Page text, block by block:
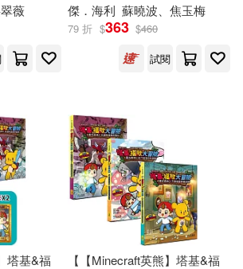
(4)
道爾(4)
(4)
布(4)
克拉瑞(4)
TACET(13)
公司北京公司(13)
薇
傑 ．海利 蘇曉波、焦玉梅
79 折 $363 $460
試閱
塔基&福
【【Minecraft英熊】塔基&福